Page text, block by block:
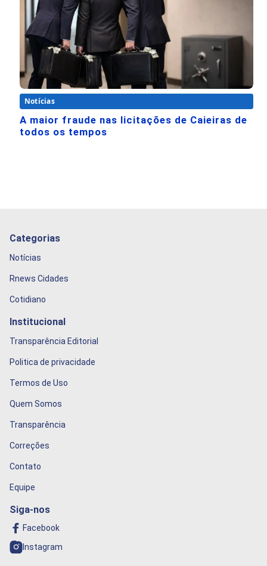
Notícias
A maior fraude nas licitações de Caieiras de
todos os tempos
Categorias
Notícias
Rnews Cidades
Cotidiano
Institucional
Transparência Editorial
Politica de privacidade
Termos de Uso
Quem Somos
Transparência
Correções
Contato
Equipe
Siga-nos
Facebook
Instagram